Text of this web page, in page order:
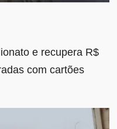
e recupera R$
com cartões